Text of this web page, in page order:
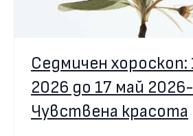
Седмичен хороскоп:
2026 до 17 май 2026-
Чувствена красота